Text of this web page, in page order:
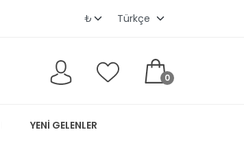
0
YENI GELENLER